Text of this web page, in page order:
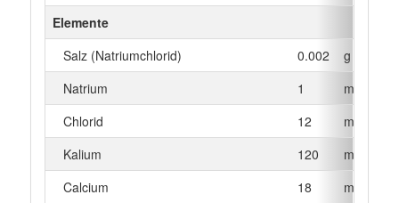
Elemente
Salz (Natriumchlorid)
0.002
g
Natrium
1
mg
Chlorid
12
mg
Kalium
120
mg
Calcium
18
mg